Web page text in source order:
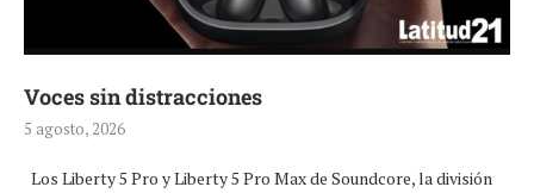
Voces sin distracciones
5 agosto, 2026
Los Liberty 5 Pro y Liberty 5 Pro Max de Soundcore, la división